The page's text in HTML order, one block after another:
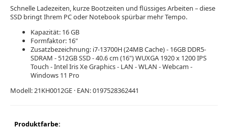
Schnelle Ladezeiten, kurze Bootzeiten und flüssiges Arbeiten – diese
SSD bringt Ihrem PC oder Notebook spürbar mehr Tempo.
Kapazität: 16 GB
Formfaktor: 16"
Zusatzbezeichnung: i7-13700H (24MB Cache) - 16GB DDR5-
SDRAM - 512GB SSD - 40.6 cm (16") WUXGA 1920 x 1200 IPS
Touch - Intel Iris Xe Graphics - LAN - WLAN - Webcam -
Windows 11 Pro
Modell: 21KH0012GE · EAN: 0197528362441
Produktfarbe: